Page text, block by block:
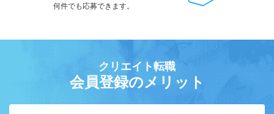
何件でも応募できます。
クリエイト転職
会員登録のメリット